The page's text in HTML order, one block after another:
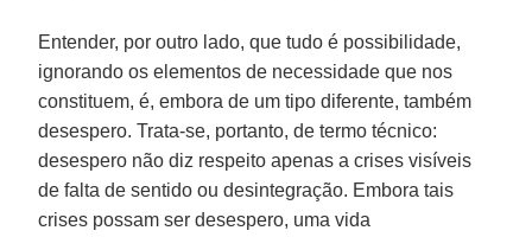
Entender, por outro lado, que tudo é possibilidade,
ignorando os elementos de necessidade que nos
constituem, é, embora de um tipo diferente, também
desespero. Trata-se, portanto, de termo técnico:
desespero não diz respeito apenas a crises visíveis
de falta de sentido ou desintegração. Embora tais
crises possam ser desespero, uma vida